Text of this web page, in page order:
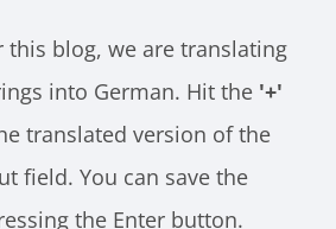
this blog, we are translating
into German. Hit the '+'
translated version of the
field. You can save the
the Enter button.